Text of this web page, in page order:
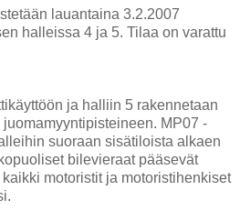
lauantaina 3.2.2007
halleissa 4 ja 5. Tilaa on varattu
ja halliin 5 rakennetaan
MP07 -
suoraan sisätiloista alkaen
bilevieraat pääsevät
motoristit ja motoristihenkiset